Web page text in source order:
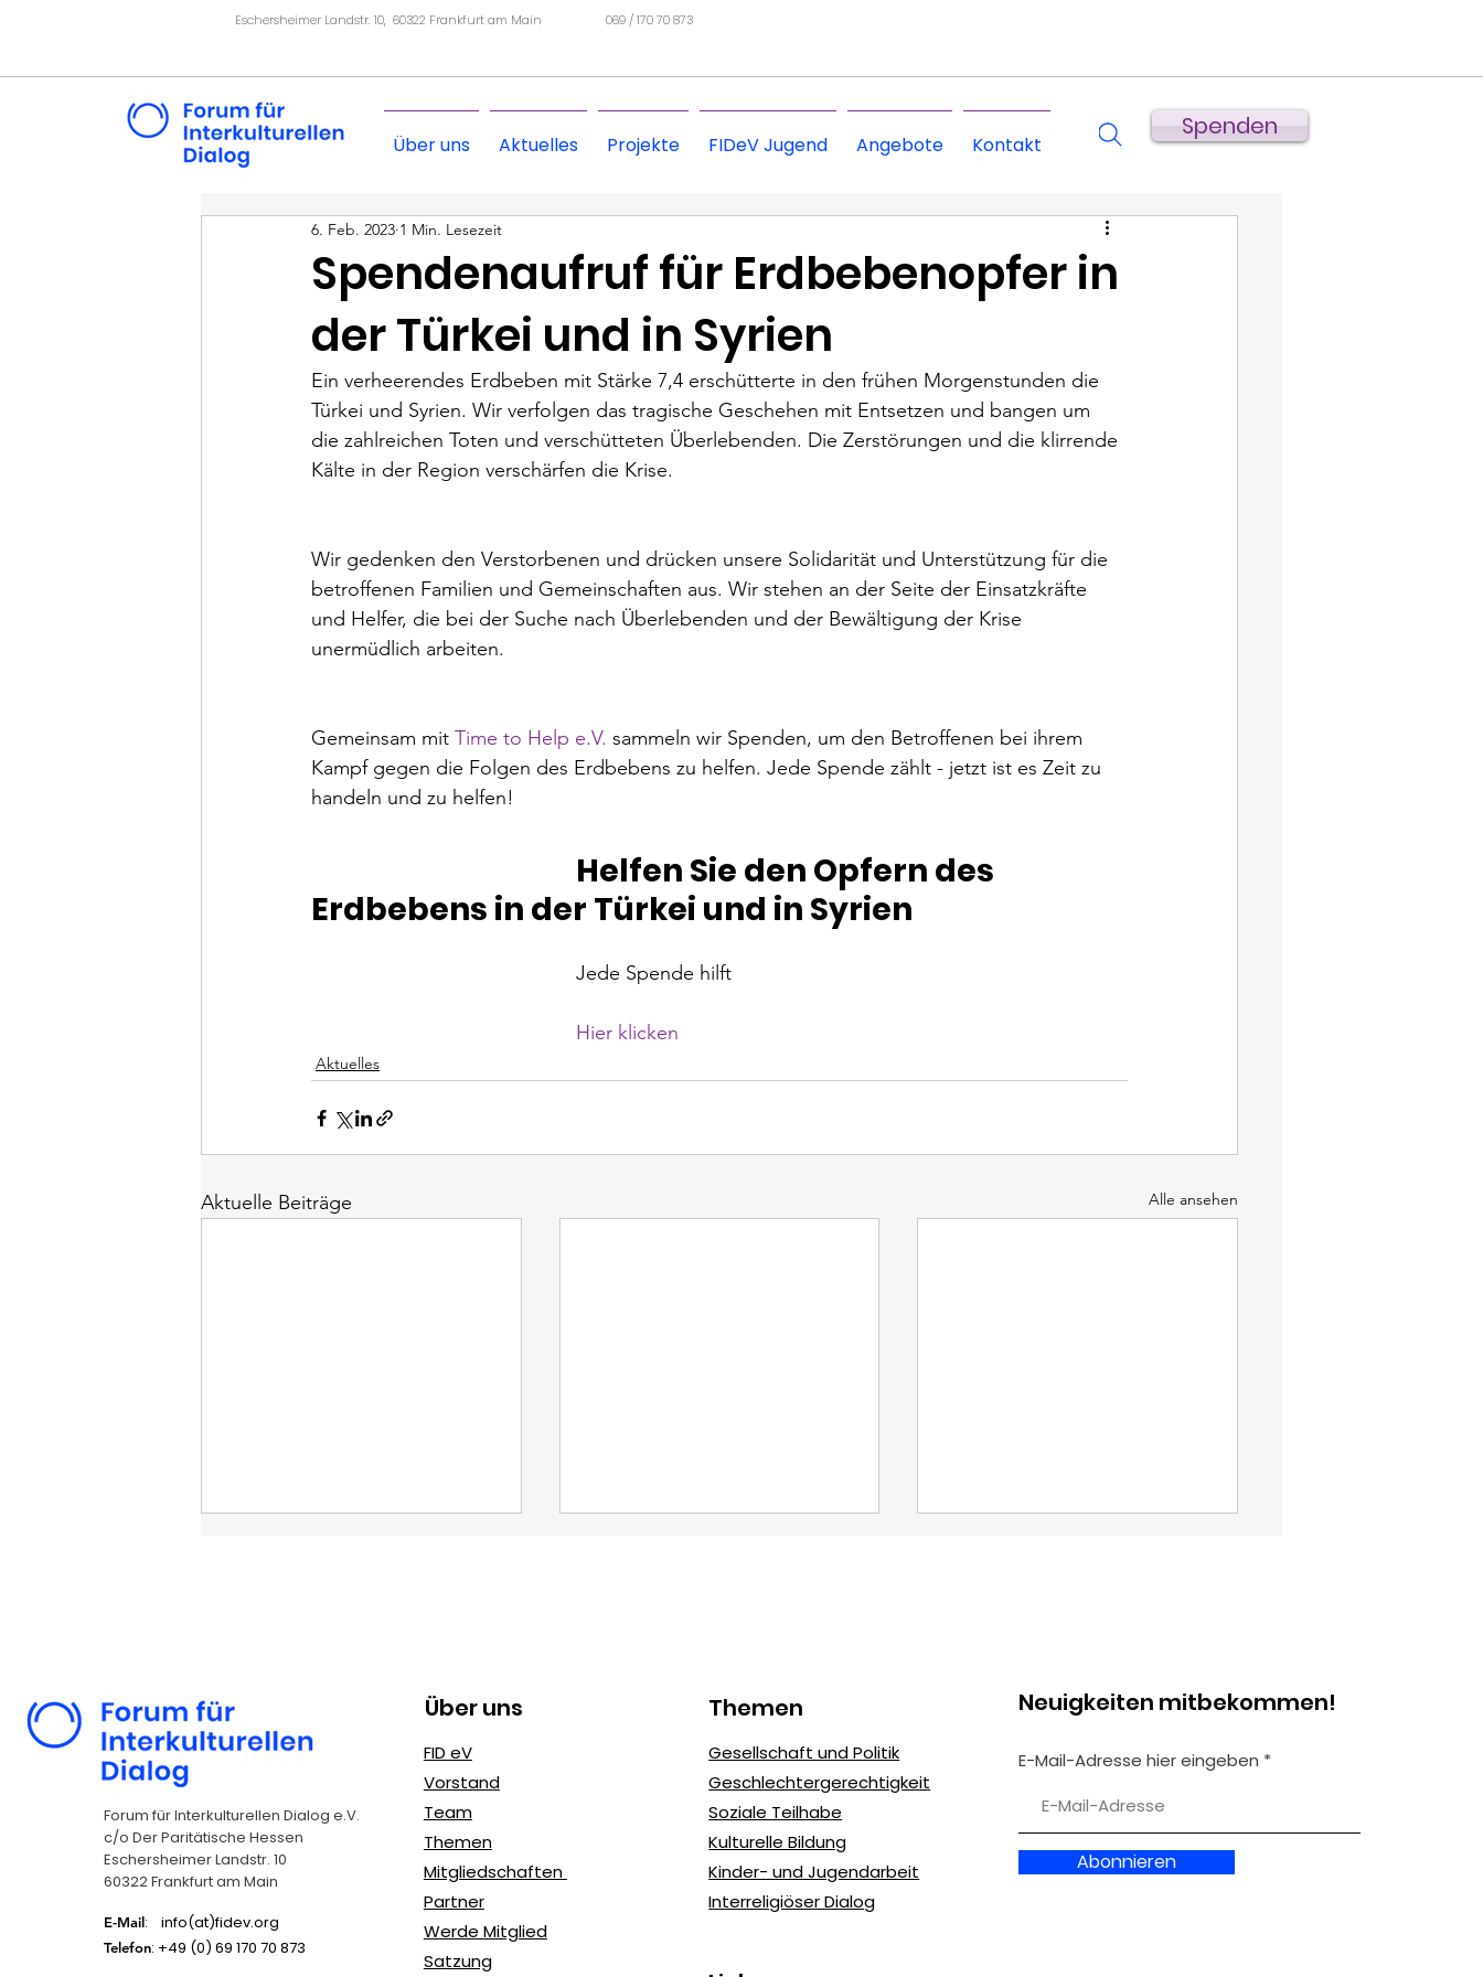
Eschersheimer Landstr. 10, 60322 Frankfurt am Main 069 / 170 70 873
Über uns Aktuelles Projekte FIDeV Jugend Angebote Kontakt
Spenden
Spendenaufruf für Erdbebenopfer in
der Türkei und in Syrien
6. Feb. 2023 1 Min. Lesezeit
Ein verheerendes Erdbeben mit Stärke 7,4 erschütterte in den frühen Morgenstunden die
Türkei und Syrien. Wir verfolgen das tragische Geschehen mit Entsetzen und bangen um
die zahlreichen Toten und verschütteten Überlebenden. Die Zerstörungen und die klirrende
Kälte in der Region verschärfen die Krise.
Wir gedenken den Verstorbenen und drücken unsere Solidarität und Unterstützung für die
betroffenen Familien und Gemeinschaften aus. Wir stehen an der Seite der Einsatzkräfte
und Helfer, die bei der Suche nach Überlebenden und der Bewältigung der Krise
unermüdlich arbeiten.
Gemeinsam mit Time to Help e.V. sammeln wir Spenden, um den Betroffenen bei ihrem
Kampf gegen die Folgen des Erdbebens zu helfen. Jede Spende zählt - jetzt ist es Zeit zu
handeln und zu helfen!
Aktuelles
Aktuelle Beiträge Alle ansehen
Erasmus+
Jugendprojekte: FIDeV
Kooperationspartner
Nachhaltigkeitsziele
(SDGs): Unser Beitrag zur
Agenda 2030
und Meinung
Forum für Interkulturellen Dialog e.V.
c/o Der Paritätische Hessen
Eschersheimer Landstr. 10
60322 Frankfurt am Main
E-Mail: info(at)fidev.org
Telefon: +49 (0)69 170 70 873
Über uns
FID eV
Vorstand
Team
Themen
Mitgliedschaften
Partner
Werde Mitglied
Satzung
Themen
Gesellschaft und Politik
Geschlechtergerechtigkeit
Soziale Teilhabe
Kulturelle Bildung
Kinder- und Jugendarbeit
Interreligiöser Dialog
Neuigkeiten mitbekommen!
E-Mail-Adresse hier eingeben
Abonnieren